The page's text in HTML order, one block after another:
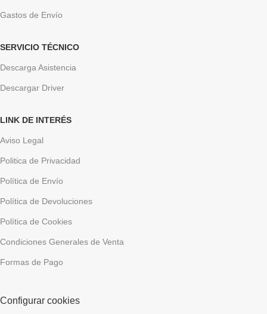
Gastos de Envío
SERVICIO TÉCNICO
Descarga Asistencia
Descargar Driver
LINK DE INTERÉS
Aviso Legal
Politica de Privacidad
Política de Envío
Política de Devoluciones
Política de Cookies
Condiciones Generales de Venta
Formas de Pago
Configurar cookies